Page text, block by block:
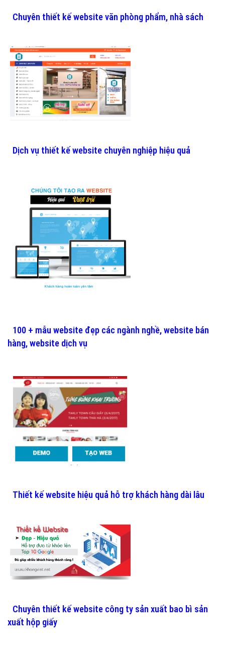
Chuyên thiết kế website văn phòng phẩm, nhà sách
Dịch vụ thiết kế website chuyên nghiệp hiệu quả
100 + mẫu website đẹp các ngành nghề, website bán
hàng, website dịch vụ
Thiết kế website hiệu quả hỗ trợ khách hàng dài lâu
Chuyên thiết kế website công ty sản xuất bao bì sản
xuất hộp giấy